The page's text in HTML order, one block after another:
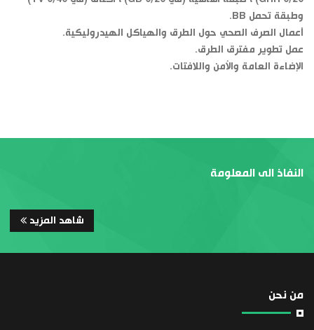
وطبقة تحمل BB.
أعمال الصرف الصحي حول الطرق والهياكل الهيدروليكية.
عمل تطوير مفترق الطرق.
الإضاءة العامة والأمن واللافتات.
النفاذ الى المعلومة
شاهد المزيد
من نحن